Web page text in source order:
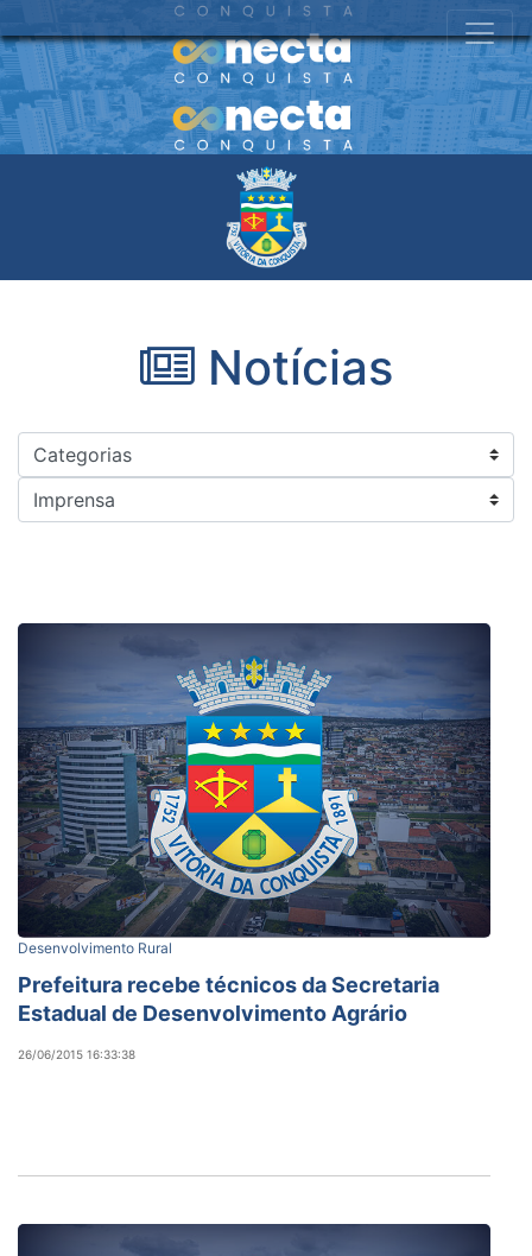
Notícias
Desenvolvimento Rural
Prefeitura recebe técnicos da Secretaria
Estadual de Desenvolvimento Agrário
26/06/2015 16:33:38